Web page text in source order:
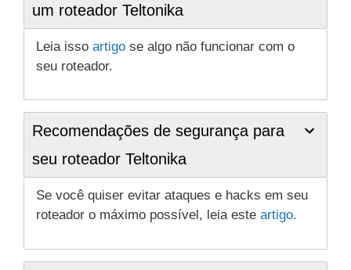
um roteador Teltonika
Leia isso artigo se algo não funcionar com o
seu roteador.
Recomendações de segurança para
seu roteador Teltonika
Se você quiser evitar ataques e hacks em seu
roteador o máximo possível, leia este artigo.